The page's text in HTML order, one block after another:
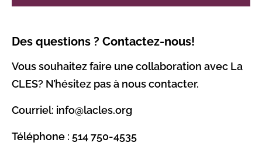
Des questions ? Contactez-nous!
Vous souhaitez faire une collaboration avec La
CLES? N’hésitez pas à nous contacter.
Courriel: info@lacles.org
Téléphone : 514 750-4535